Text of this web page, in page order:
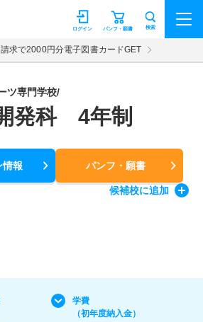
ョン パンフ・願書
ログイン 検索
請求で2000円分電子図書カードGET
ツ専門学校/
発科 4年制
情報 パンフ・願書
候補校に追加
学費
（初年度納入金）